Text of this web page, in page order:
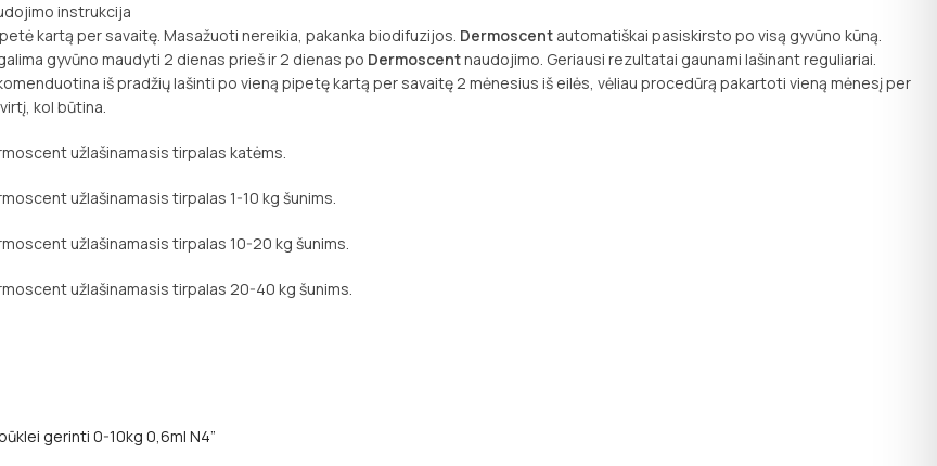
instrukcija
kartą per savaitę. Masažuoti nereikia, pakanka biodifuzijos. Dermoscent automatiškai pasiskirsto po visą gyvūno kūną.
gyvūno maudyti 2 dienas prieš ir 2 dienas po Dermoscentnaudojimo. Geriausi rezultatai gaunami lašinant reguliariai.
iš pradžių lašinti po vieną pipetę kartą per savaitę 2 mėnesius iš eilės, vėliau procedūrą pakartoti vieną mėnesį per
kol būtina.
užlašinamasis tirpalas katėms.
užlašinamasis tirpalas 1-10 kg šunims.
užlašinamasis tirpalas 10-20 kg šunims.
užlašinamasis tirpalas 20-40 kg šunims.
gerinti 0-10kg 0,6ml N4”